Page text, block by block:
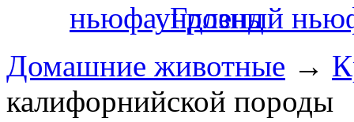
Грозный
Домашние животные →
калифорнийской породы